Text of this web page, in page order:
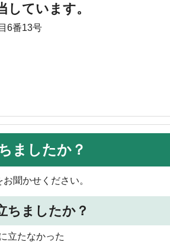
しています。
6番13号
ましたか？
聞かせください。
ちましたか？
立たなかった